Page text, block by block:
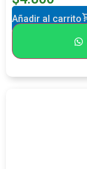
Añadir al carrito